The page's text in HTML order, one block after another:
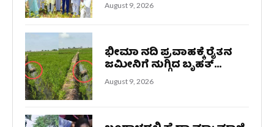
August 9, 2026
ಭೀಮಾ ನದಿ ಪ್ರವಾಹಕ್ಕೆ ರೈತನ
ಜಮೀನಿಗೆ ನುಗ್ಗಿದ ಬೃಹತ್...
August 9, 2026